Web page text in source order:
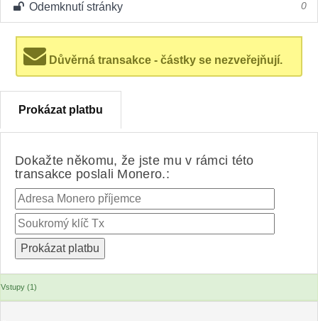
Odemknutí stránky 0
Důvěrná transakce - částky se nezveřejňují.
Prokázat platbu
Dokažte někomu, že jste mu v rámci této
transakce poslali Monero.:
Vstupy (1)